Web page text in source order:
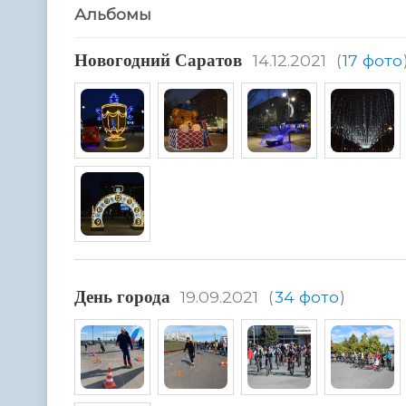
Альбомы
Hовогодний Саратов 14.12.2021 (17 фото
День города 19.09.2021 (34 фото)